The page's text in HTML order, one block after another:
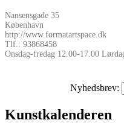
Nansensgade 35
København
http://www.formatartspace.dk
Tlf.: 93868458
Onsdag-fredag 12.00-17.00
Nyhedsbrev:
Kunstkalenderen